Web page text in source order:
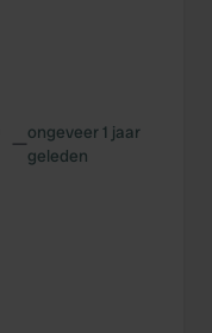
—ongeveer 1 jaar
geleden